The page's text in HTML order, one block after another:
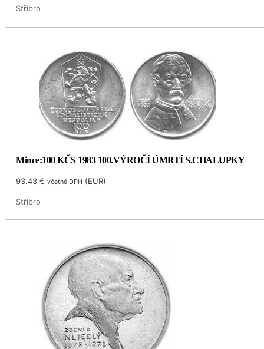
Stříbro
Mince:100 KČS 1983 100.VÝROČÍ ÚMRTÍ S.CHALUPKY
93.43€ včetně DPH (EUR)
Stříbro